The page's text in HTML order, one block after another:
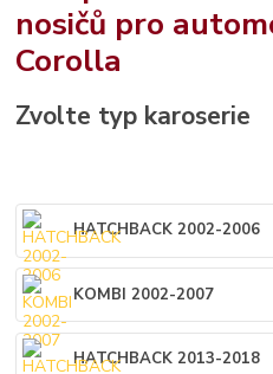
nosičů pro
Corolla
Zvolte typ karoserie
HATCHBACK 2002-2006
KOMBI 2002-2007
HATCHBACK 2013-2018